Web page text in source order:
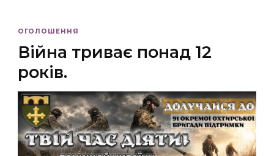
ОГОЛОШЕННЯ
Війна триває понад 12
років.